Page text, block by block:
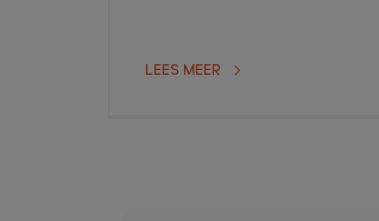
vragen op. Daarom hieronder de
LEES MEER